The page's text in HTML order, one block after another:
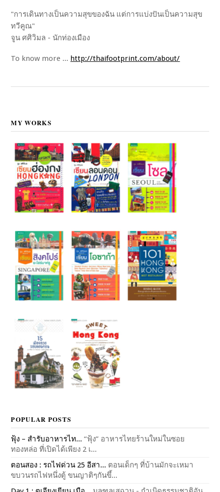
"การเดินทางเป็นความสุขของฉัน แต่การแบ่งปันเป็นความสุข
ทวีคูณ"
จูน ศศิวิมล - นักท่องเมือง
To know more ... http://thaifootprint.com/about/
MY WORKS
POPULAR POSTS
ฟุ้ง – สำรับอาหารไท... “ฟุ้ง” อาหารไทยร้านใหม่ในซอย
ทองหล่อ ที่เปิดได้เพียง 2 เ...
ตอนสอง : รถไฟด่วน 25 อีสา... ตอนเด็กๆ ที่บ้านมักจะเหมา
ขบวนรถไฟหนึ่งตู้ ขนญาติๆกันขึ้...